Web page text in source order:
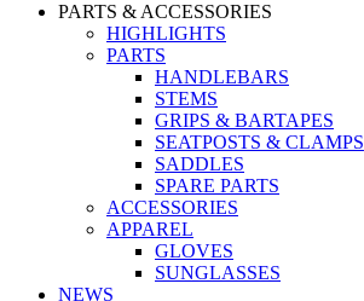
PARTS & ACCESSORIES
HIGHLIGHTS
PARTS
HANDLEBARS
STEMS
GRIPS & BARTAPES
SEATPOSTS & CLAMPS
SADDLES
SPARE PARTS
ACCESSORIES
APPAREL
GLOVES
SUNGLASSES
NEWS